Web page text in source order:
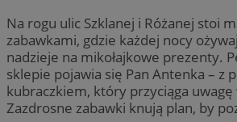
Na rogu ulic Szklanej i Różanej stoi
zabawkami, gdzie każdej nocy
nadzieje na mikołajkowe prezenty.
sklepie pojawia się Pan Antenka – z
kubraczkiem, który przyciąga uwagę
Zazdrosne zabawki knują plan, by